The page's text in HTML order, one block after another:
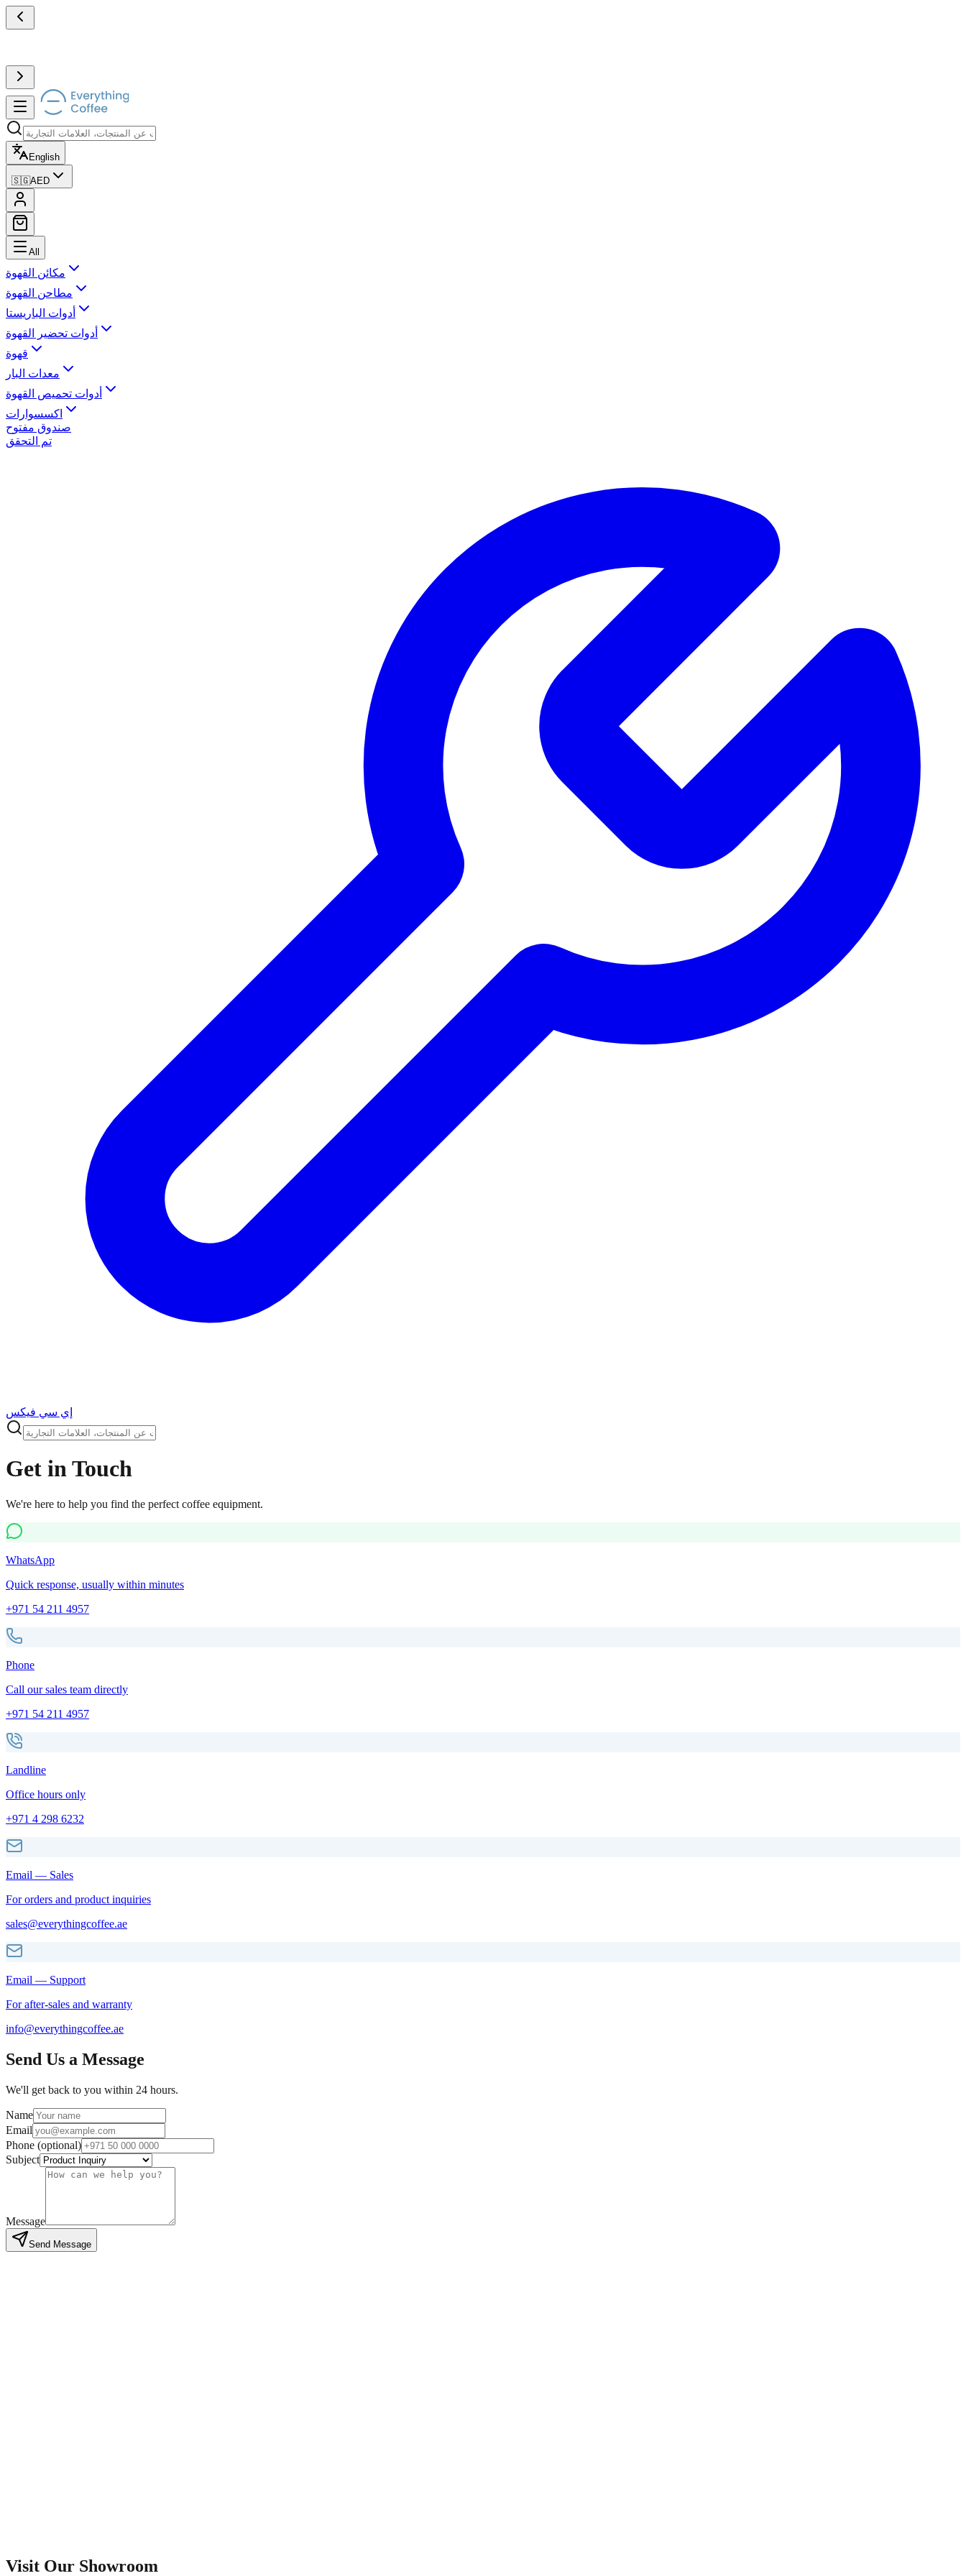
English
🇸🇬AED
All
مكائن القهوة
مطاحن القهوة
أدوات الباريستا
أدوات تحضير القهوة
قهوة
معدات البار
أدوات تحميص القهوة
اكسسوارات
صندوق مفتوح
تم التحقق
إي سي فيكس
Get in Touch
We're here to help you find the perfect coffee equipment.
WhatsApp
Quick response, usually within minutes
+971 54 211 4957
Phone
Call our sales team directly
+971 54 211 4957
Landline
Office hours only
+971 4 298 6232
Email — Sales
For orders and product inquiries
sales@everythingcoffee.ae
Email — Support
For after-sales and warranty
info@everythingcoffee.ae
Send Us a Message
We'll get back to you within 24 hours.
Name
Email
Phone (optional)
Subject
Message
Send Message
Visit Our Showroom